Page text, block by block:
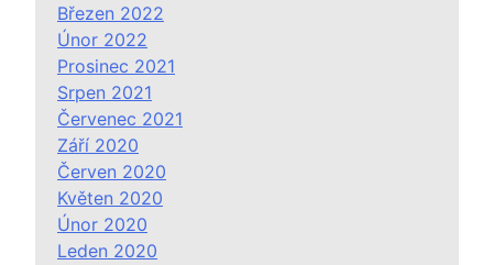
Březen 2022
Únor 2022
Prosinec 2021
Srpen 2021
Červenec 2021
Září 2020
Červen 2020
Květen 2020
Únor 2020
Leden 2020